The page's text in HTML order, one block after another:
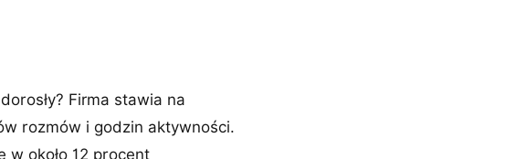
Firma stawia na
rozmów i godzin aktywności.
w około 12 procent